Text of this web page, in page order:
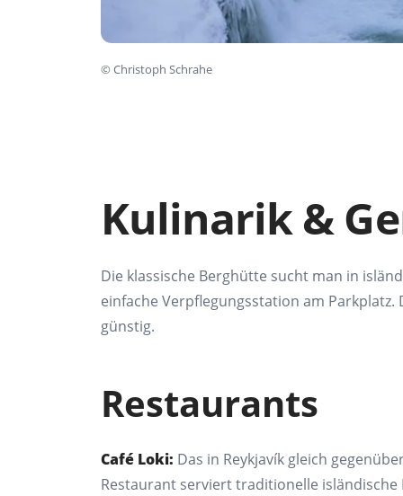
©Christoph Schrahe
Kulinarik &
Die klassische Berghütte sucht man in
einfache Verpflegungsstation am Parkplatz.
günstig.
Restaurants
Café Loki: Das in Reykjavík gleich
Restaurant serviert traditionelle isländische